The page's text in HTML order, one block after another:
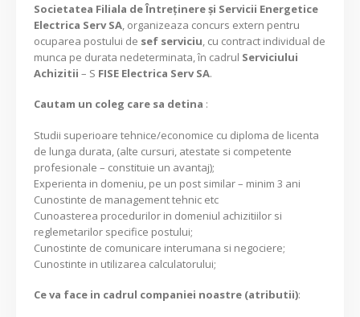
Societatea Filiala de Întreţinere şi Servicii Energetice
Electrica Serv SA , organizeaza concurs extern pentru
ocuparea postului de sef serviciu , cu contract individual de
munca pe durata nedeterminata, în cadrul Serviciului
Achizitii – S FISE Electrica Serv SA.
Cautam un coleg care sa detina :
Studii superioare tehnice/economice cu diploma de licenta
de lunga durata, (alte cursuri, atestate si competente
profesionale – constituie un avantaj);
Experienta in domeniu, pe un post similar – minim 3 ani
Cunostinte de management tehnic etc
Cunoasterea procedurilor in domeniul achizitiilor si
reglemetarilor specifice postului;
Cunostinte de comunicare interumana si negociere;
Cunostinte in utilizarea calculatorului;
Ce va face in cadrul companiei noastre (atributii):